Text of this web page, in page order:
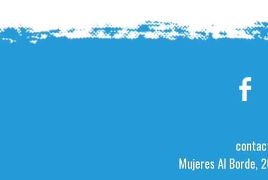
Mujeres Al Borde,